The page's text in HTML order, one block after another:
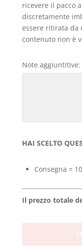
ricevere il pacco
discretamente
essere ritirata da
contenuto non è
Note aggiuntitive:
HAI SCELTO
Consegna =
Il prezzo totale